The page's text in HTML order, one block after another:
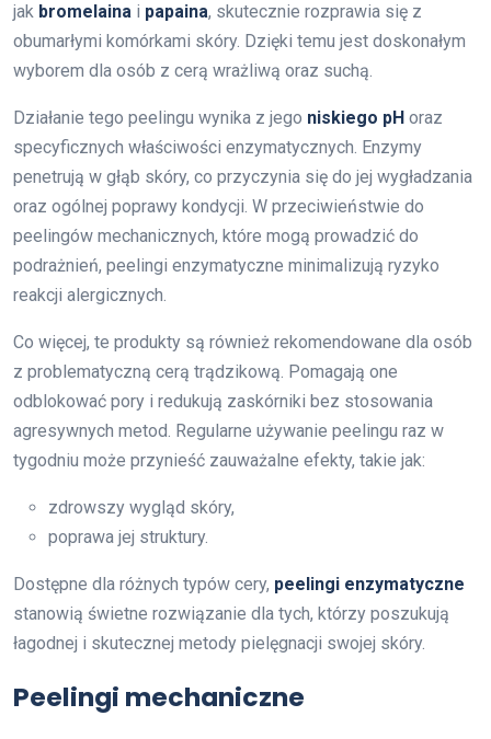
jak bromelaina i papaina, skutecznie rozprawia się z
obumarłymi komórkami skóry. Dzięki temu jest doskonałym
wyborem dla osób z cerą wrażliwą oraz suchą.
Działanie tego peelingu wynika z jego niskiego pH oraz
specyficznych właściwości enzymatycznych. Enzymy
penetrują w głąb skóry, co przyczynia się do jej wygładzania
oraz ogólnej poprawy kondycji. W przeciwieństwie do
peelingów mechanicznych, które mogą prowadzić do
podrażnień, peelingi enzymatyczne minimalizują ryzyko
reakcji alergicznych.
Co więcej, te produkty są również rekomendowane dla osób
z problematyczną cerą trądzikową. Pomagają one
odblokować pory i redukują zaskórniki bez stosowania
agresywnych metod. Regularne używanie peelingu raz w
tygodniu może przynieść zauważalne efekty, takie jak:
zdrowszy wygląd skóry,
poprawa jej struktury.
Dostępne dla różnych typów cery, peelingi enzymatyczne
stanowią świetne rozwiązanie dla tych, którzy poszukują
łagodnej i skutecznej metody pielęgnacji swojej skóry.
Peelingi mechaniczne